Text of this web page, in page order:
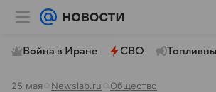
Война в Иране СВО
25 мая Newslab.ru Общество